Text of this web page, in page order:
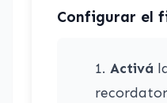
Configurar el
Activá